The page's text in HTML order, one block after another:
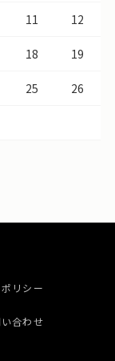
11 12
18 19
25 26
リシー
合わせ